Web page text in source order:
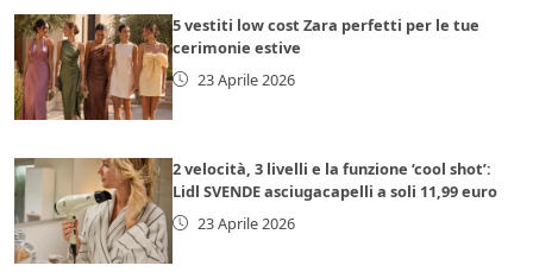
5 vestiti low cost Zara perfetti per le tue
cerimonie estive
23 Aprile 2026
2 velocità, 3 livelli e la funzione ‘cool shot’:
Lidl SVENDE asciugacapelli a soli 11,99 euro
23 Aprile 2026